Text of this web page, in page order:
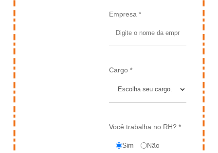
Empresa *
Cargo *
Você trabalha no RH? *
Sim Não